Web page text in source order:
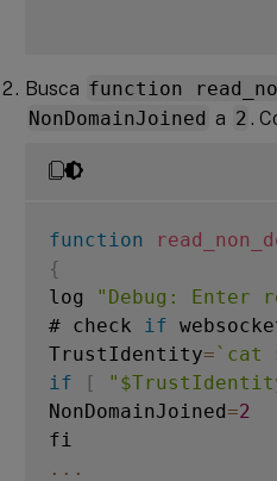
Busca function
NonDomainJoined a 2 .
function
{
log
"Debug: Enter
# check
if
TrustIdentity=` cat
if
[
NonDomainJoined=2
...